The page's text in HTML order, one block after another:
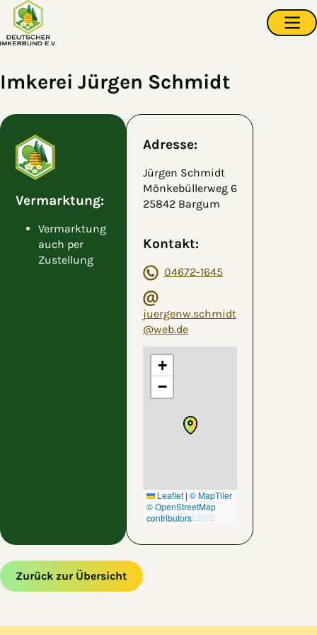
Zum Hauptinhalt springen
Imkerei Jürgen Schmidt
Vermarktung:
Vermarktung
auch per
Zustellung
Adresse:
Jürgen Schmidt
Mönkebüllerweg 6
25842 Bargum
Kontakt:
04672-1645
juergenw.schmidt
@web.de
+
−
Leaflet | © MapTiler
© OpenStreetMap
contributors
Zurück zur Übersicht